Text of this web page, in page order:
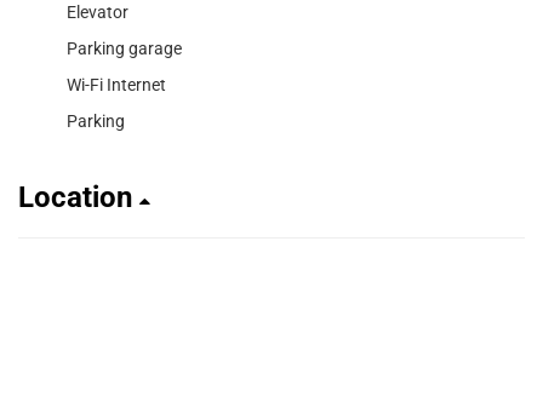
Elevator
Parking garage
Wi-Fi Internet
Parking
Location